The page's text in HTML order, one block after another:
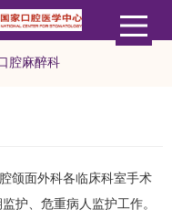
腔麻醉科
颌面外科各临床科室手术
护、危重病人监护工作。